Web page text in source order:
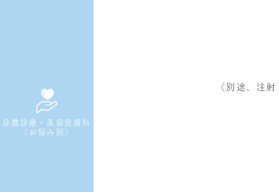
自費診療・美容皮膚科
（お悩み別）
（別途、注